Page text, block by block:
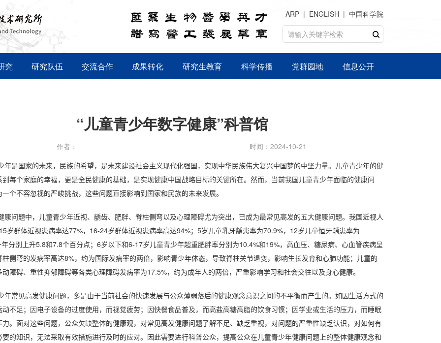
ARP ENGLISH 中国科学院
究 研究队伍 交流合作 成果转化 研究生教育 科学传播 党群园地 信息公开
“儿童青少年数字健康”科普馆
作者：
时间：2024-10-21
年是国家的未来，民族的希望，是未来建设社会主义现代化强国，实现中华民族伟大复兴中国梦的中坚力量。儿童青少年的健
到每个家庭的幸福，更是全民健康的基础，是实现健康中国战略目标的关键所在。然而，当前我国儿童青少年面临的健康问
个不容忽视的严峻挑战，这些问题直接影响到国家和民族的未来发展。
康问题中，儿童青少年近视、龋齿、肥胖、脊柱侧弯以及心理障碍尤为突出，已成为最常见高发的五大健康问题。我国近视人
岁群体近视患病率达77%， 16-24岁群体近视患病率高达94%； 5岁儿童乳牙龋患率为70.9%， 12岁儿童恒牙龋患率为
年分别上升5.8和7.8个百分点； 6岁以下和6-17岁儿童青少年超重肥胖率分别为10.4%和19%，高血压、糖尿病、心血管疾病呈
侧弯的发病率高达8%，约为国际发病率的两倍，影响青少年体态，导致脊柱关节退变，影响生长发育和心肺功能；儿童的
动障碍、重性抑郁障碍等各类心理障碍发病率为17.5%，约为成年人的两倍，严重影响学习和社会交往以及身心健康。
年常见高发健康问题，多是由于当前社会的快速发展与公众薄弱落后的健康观念意识之间的不平衡而产生的。如因生活方式的
不足；因电子设备的过度使用，而视觉疲劳；因快餐食品普及，而高盐高糖高脂的饮食习惯；因学业或生活的压力，而睡眠
。面对这些问题，公众欠缺整体的健康观，对常见高发健康问题了解不足、缺乏重视，对问题的严重性缺乏认识，对如何有
的知识，无法采取有效措施进行及时的应对。因此需要进行科普公众，提高公众在儿童青少年健康问题上的整体健康观念和